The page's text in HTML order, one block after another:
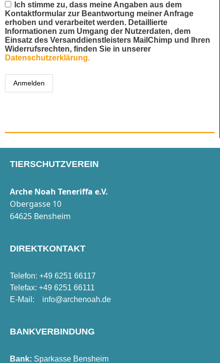
Ich stimme zu, dass meine Angaben aus dem
Kontaktformular zur Beantwortung meiner Anfrage
erhoben und verarbeitet werden. Detaillierte
Informationen zum Umgang der Nutzerdaten, dem
Einsatz des Versanddienstleisters MailChimp und Ihren
Widerrufsrechten, finden Sie in unserer
Datenschutzerklärung.
TIERSCHUTZVEREIN
Arche Noah Teneriffa e.V.
Obergasse 10
64625 Bensheim
DIREKTKONTAKT
Telefon: +49 6251 66117
Telefax: +49 6251 66111
E-Mail: info@archenoah.de
BANKVERBINDUNG
Bank: Sparkasse Bensheim